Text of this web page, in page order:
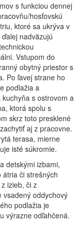
s funkciou dennej
hosťovskú
ktoré sa ukrýva v
nadväzujú
Vstupom do
obytný priestor s
Po ľavej strane ho
podlažia a
s ostrovom a
ktorá spolu s
skrz toto presklené
aj z pracovne.
terasa, mierne
isté súkromie.
detskými izbami,
či strešných
izieb, či z
vsadený oddychový
podlažia je
výrazne odľahčená.